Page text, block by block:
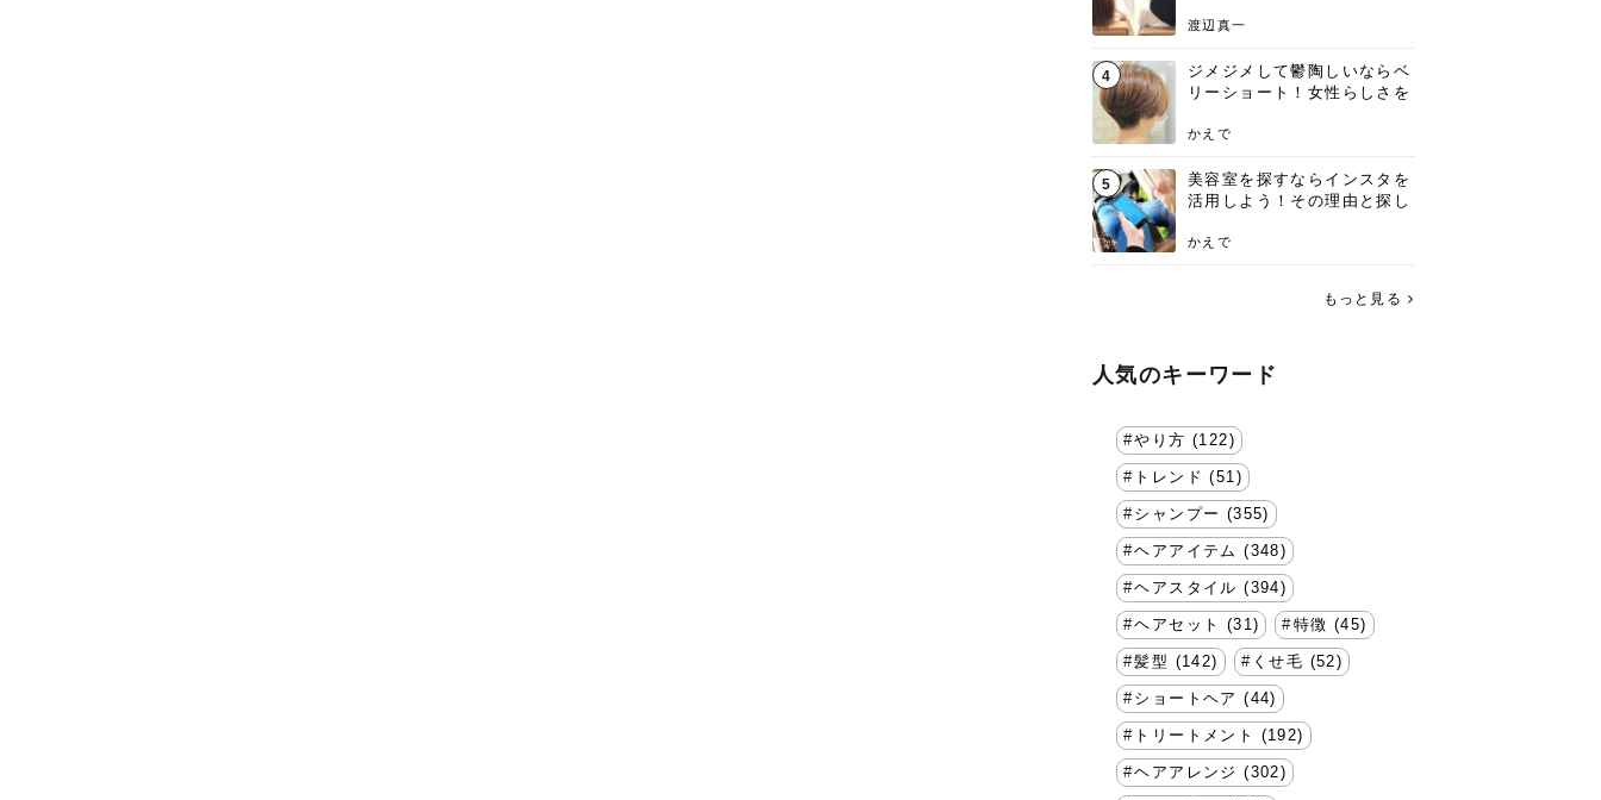
渡辺真一
4
ジメジメして鬱陶しいならベ
リーショート！女性らしさを
かえで
5
美容室を探すならインスタを
活用しよう！その理由と探し
かえで
もっと見る
人気のキーワード
やり方 (122)
トレンド (51)
シャンプー (355)
ヘアアイテム (348)
ヘアスタイル (394)
ヘアセット (31) 特徴 (45)
髪型 (142) くせ毛 (52)
ショートヘア (44)
トリートメント (192)
ヘアアレンジ (302)